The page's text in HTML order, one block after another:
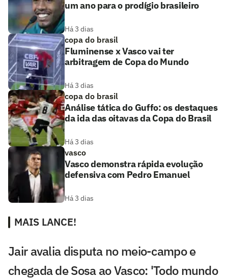
um ano para o prodígio brasileiro
Há 3 dias
copa do brasil
Fluminense x Vasco vai ter
arbitragem de Copa do Mundo
Há 3 dias
copa do brasil
Análise tática do Guffo: os destaques
da ida das oitavas da Copa do Brasil
Há 3 dias
vasco
Vasco demonstra rápida evolução
defensiva com Pedro Emanuel
Há 3 dias
MAIS LANCE!
Jair avalia disputa no meio-campo e
chegada de Sosa ao Vasco: 'Todo mundo